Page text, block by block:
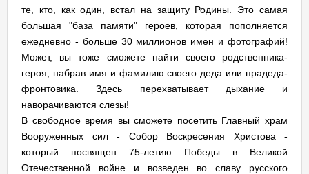
те, кто, как один, встал на защиту Родины. Это самая
большая "база памяти" героев, которая пополняется
ежедневно - больше 30 миллионов имен и фотографий!
Может, вы тоже сможете найти своего родственника-
героя, набрав имя и фамилию своего деда или прадеда-
фронтовика. Здесь перехватывает дыхание и
наворачиваются слезы!
В свободное время вы сможете посетить Главный храм
Вооруженных сил - Собор Воскресения Христова -
который посвящен 75-летию Победы в Великой
Отечественной войне и возведен во славу русского